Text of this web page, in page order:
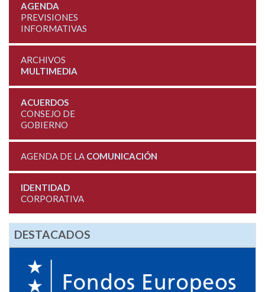
AGENDA
PREVISIONES
INFORMATIVAS
ARCHIVOS
MULTIMEDIA
ACUERDOS
CONSEJO DE
GOBIERNO
AGENDA DE LA COMUNICACIÓN
IDENTIDAD
CORPORATIVA
DESTACADOS